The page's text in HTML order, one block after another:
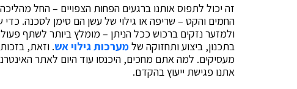
זה יכול לתפוס אותנו ברגעים הפחות הצפויים – החל
החמים והקט – שריפה או גילוי של עשן הם סימן לסכנה.
ולמזער נזקים ברכוש ככל הניתן – מומלץ ביותר לשתף
בתכנון, ביצוע ותחזוקה שלמערכות גילוי אש. וזאת,
מעסיקים. למה אתם מחכים, היכנסו עוד היום לאתר
אתנו פגישת ייעוץ בהקדם.